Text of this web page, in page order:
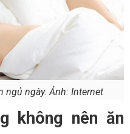
ngủ ngày. Ảnh: Internet
không nên ăn